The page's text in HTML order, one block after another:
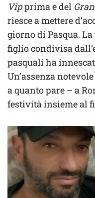
Vipprima e del
riesce a mettere
giorno di Pasqua.
figlio condivisa
pasquali ha
Un’assenza
a quanto pare – a
festività insieme al